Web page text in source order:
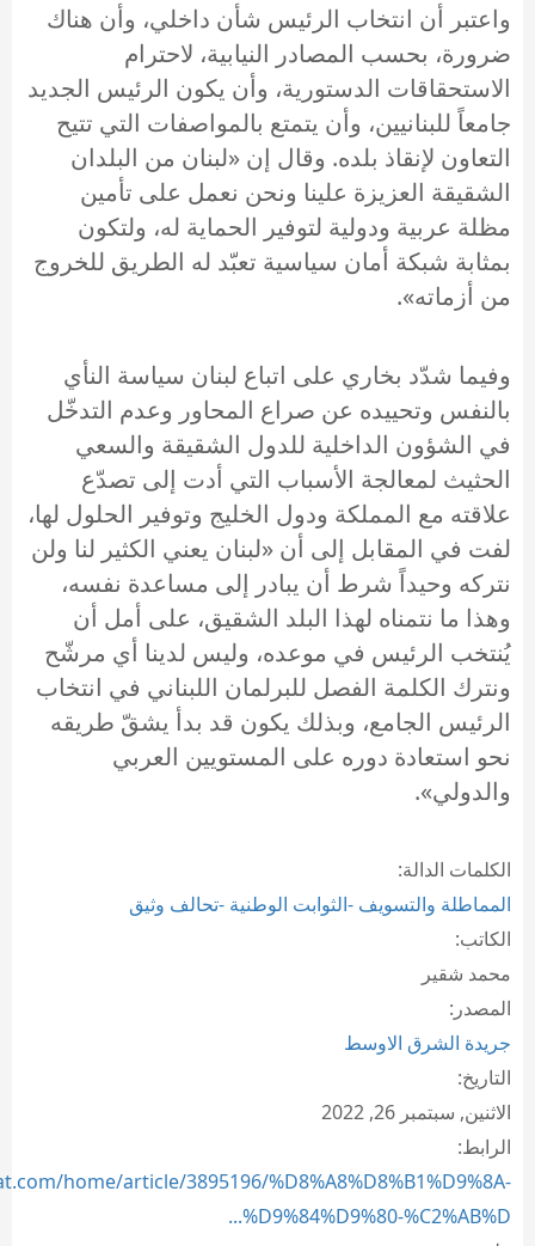
واعتبر أن انتخاب الرئيس شأن داخلي، وأن هناك
ضرورة، بحسب المصادر النيابية، لاحترام
الاستحقاقات الدستورية، وأن يكون الرئيس الجديد
جامعاً للبنانيين، وأن يتمتع بالمواصفات التي تتيح
التعاون لإنقاذ بلده. وقال إن «لبنان من البلدان
الشقيقة العزيزة علينا ونحن نعمل على تأمين
مظلة عربية ودولية لتوفير الحماية له، ولتكون
بمثابة شبكة أمان سياسية تعبّد له الطريق للخروج
من أزماته».
وفيما شدّد بخاري على اتباع لبنان سياسة النأي
بالنفس وتحييده عن صراع المحاور وعدم التدخّل
في الشؤون الداخلية للدول الشقيقة والسعي
الحثيث لمعالجة الأسباب التي أدت إلى تصدّع
علاقته مع المملكة ودول الخليج وتوفير الحلول لها،
لفت في المقابل إلى أن «لبنان يعني الكثير لنا ولن
نتركه وحيداً شرط أن يبادر إلى مساعدة نفسه،
وهذا ما نتمناه لهذا البلد الشقيق، على أمل أن
يُنتخب الرئيس في موعده، وليس لدينا أي مرشّح
ونترك الكلمة الفصل للبرلمان اللبناني في انتخاب
الرئيس الجامع، وبذلك يكون قد بدأ يشقّ طريقه
نحو استعادة دوره على المستويين العربي
والدولي».
الكلمات الدالة:
المماطلة والتسويف -الثوابت الوطنية -تحالف وثيق
الكاتب:
محمد شقير
المصدر:
جريدة الشرق الاوسط
التاريخ:
الاثنين, سبتمبر 26, 2022
الرابط:
home/article/3895196/%D8%A8%D8%B1%D9%8A-
%D9%84%D9%80-%C2%AB%D...